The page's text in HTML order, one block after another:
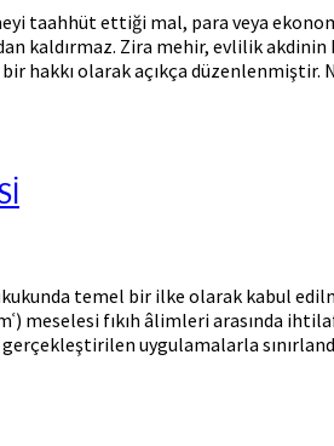
taahhüt ettiği mal, para veya
kaldırmaz. Zira mehir, evlilik
bir hakkı olarak açıkça
temel bir ilke olarak kabul
meselesi fıkıh âlimleri arasında
uygulamalarla